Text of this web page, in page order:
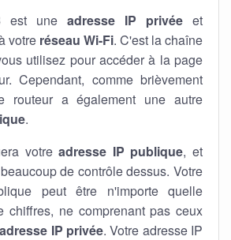
est une adresse IP privée et
votre réseau Wi-Fi. C'est la chaîne
utilisez pour accéder à la page
Cependant, comme brièvement
routeur a également une autre
.
votreadresse IP publique, et
de contrôle dessus. Votre
peut être n'importe quelle
chiffres, ne comprenant pas ceux
adresse IP privée. Votre adresse IP